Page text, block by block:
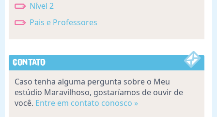
Nível 2
Pais e Professores
Contato
Caso tenha alguma pergunta sobre o Meu
estúdio Maravilhoso, gostaríamos de ouvir de
você. Entre em contato conosco »